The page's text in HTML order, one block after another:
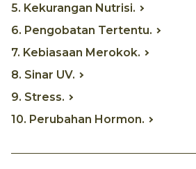
5. Kekurangan Nutrisi.
6. Pengobatan Tertentu.
7. Kebiasaan Merokok.
8. Sinar UV.
9. Stress.
10. Perubahan Hormon.